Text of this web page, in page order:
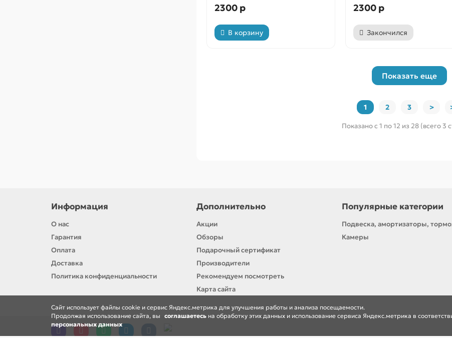
2300 р
В корзину
2300 р
Закончился
Показать еще
1 2 3 >
Показано с 1 по 12 из 28 (всего 3
Cайт использует файлы cookie и сервис Яндекс.метрика для улучшения работы и анализа посещаемости.
Продолжая использование сайта, вы соглашаетесь на обработку этих данных и использование сервиса Яндекс.метрика в
персональных данных
Информация
О нас
Гарантия
Оплата
Доставка
Политика конфиденциальности
Дополнительно
Акции
Обзоры
Подарочный сертификат
Производители
Рекомендуем посмотреть
Карта сайта
Популярные категории
Подвеска, амортизаторы,
Камеры